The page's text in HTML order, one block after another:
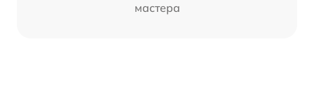
мастера